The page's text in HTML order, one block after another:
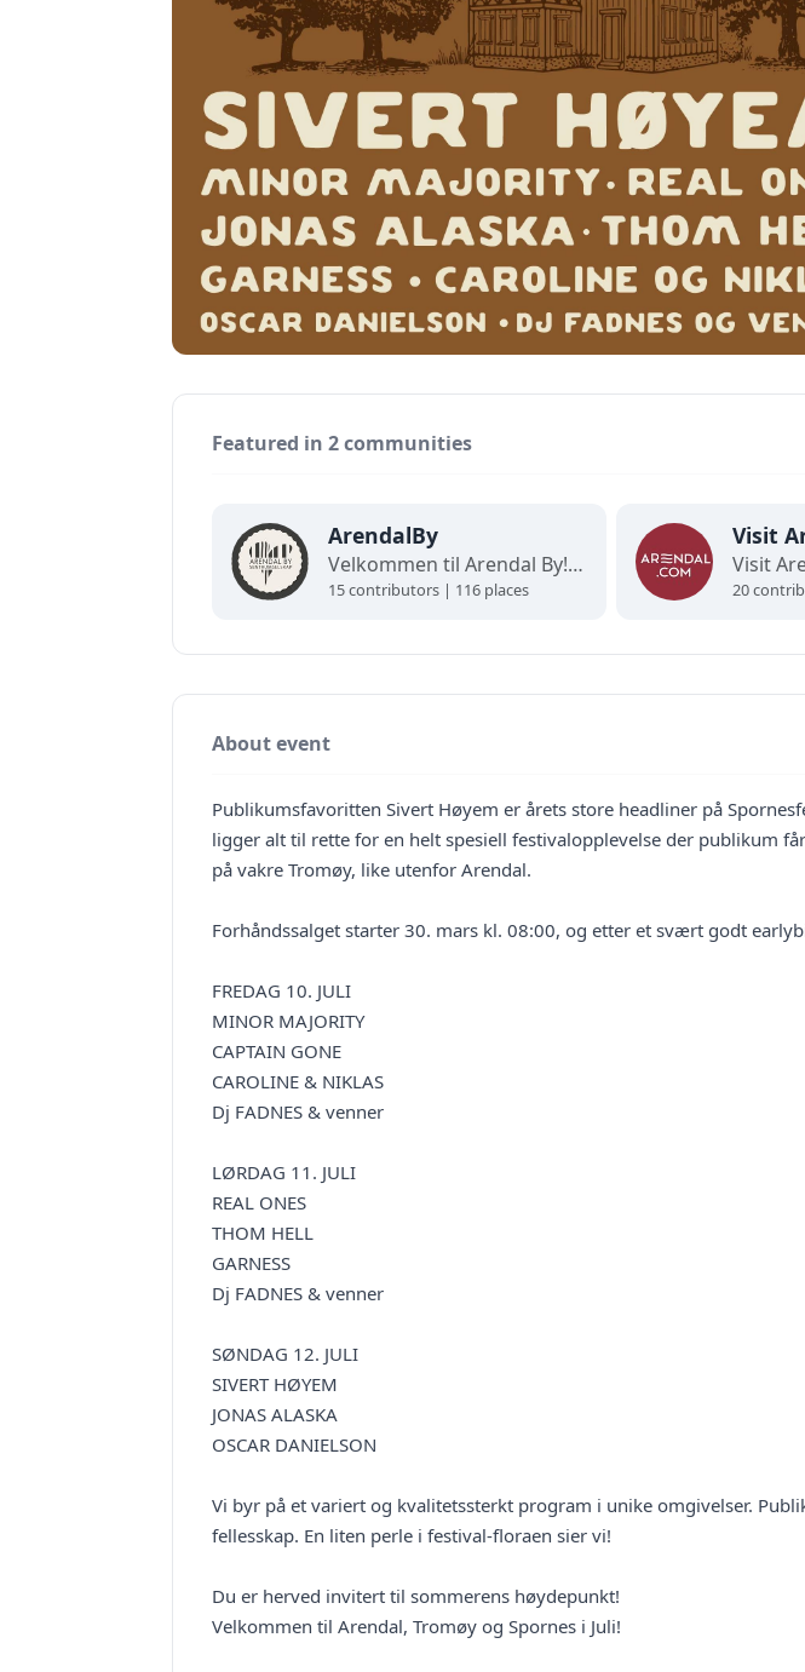
Featured in 2 communities
ArendalBy
Velkommen til Arendal By! Her finner du interaktive kart og oppdaterte oversikter over alt som skjer i byen. Utforsk, finn frem og opplev det beste av Arendal på ett og samme sted!
15 contributors | 116 places
Visit
20
About event
Publikumsfavoritten Sivert Høyem er årets store headliner på
ligger alt til rette for en helt spesiell festivalopplevelse der publikum
på vakre Tromøy, like utenfor Arendal.
Forhåndssalget starter 30. mars kl. 08:00, og etter et svært godt
FREDAG 10. JULI
MINOR MAJORITY
CAPTAIN GONE
CAROLINE & NIKLAS
Dj FADNES & venner
LØRDAG 11. JULI
REAL ONES
THOM HELL
GARNESS
Dj FADNES & venner
SØNDAG 12. JULI
SIVERT HØYEM
JONAS ALASKA
OSCAR DANIELSON
Vi byr på et variert og kvalitetssterkt program i unike omgivelser.
fellesskap. En liten perle i festival-floraen sier vi!
Du er herved invitert til sommerens høydepunkt!
Velkommen til Arendal, Tromøy og Spornes i Juli!